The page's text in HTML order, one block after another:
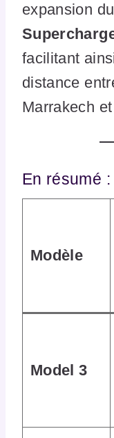
expansion
facilitant
distance
Marrakech
En résumé :
Modèle
Model 3